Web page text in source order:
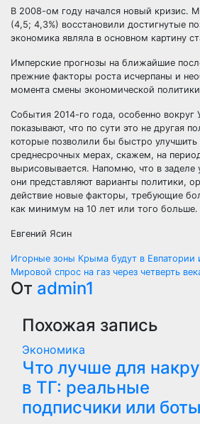
В 2008-ом году начался новый кризис.
(4,5; 4,3%) восстановили достигнутые
экономика являла в основном картину
Имперские прогнозы на ближайшие
прежние факторы роста исчерпаны и
момента смены экономической
События 2014-го года, особенно вокруг
показывают, что по сути это не другая
которые позволили бы быстро
среднесрочных мерах, скажем, на
вырисовывается. Напомню, что в
они представляют варианты политики,
действие новые факторы, требующие
как минимум на 10 лет или того больше.
Евгений Ясин
Навигация
по
записям
Игорные зоны Крыма будут в Евпатории
Мировой спрос на газ через четверть
От admin1
Похожая запись
Экономика
Что лучше для
в ТГ: реальные
подписчики или боты